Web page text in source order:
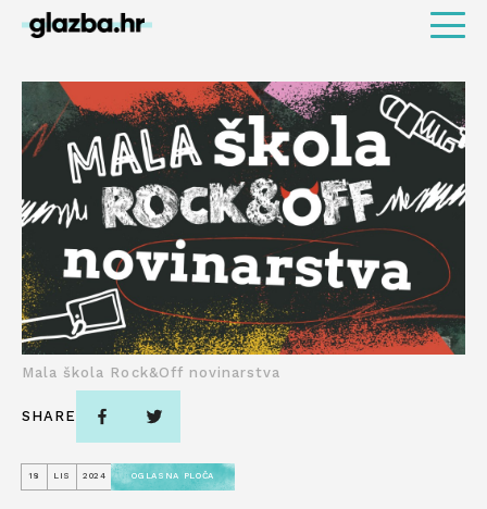
18 LIS 2024 OGLASNA PLOČA
Mala škola Rock&Off novinarstva
SHARE